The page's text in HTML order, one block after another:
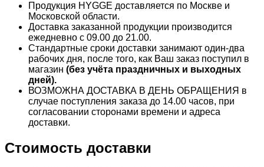
Продукция HYGGE доставляется по Москве и
Московской области.
Доставка заказанной продукции производится
ежедневно с 09.00 до 21.00.
Стандартные сроки доставки занимают один-два
рабочих дня, после того, как Ваш заказ поступил в
магазин (без учёта праздничных и выходных
дней).
ВОЗМОЖНА ДОСТАВКА В ДЕНЬ ОБРАЩЕНИЯ в
случае поступления заказа до 14.00 часов, при
согласовании сторонами времени и адреса
доставки.
Стоимость доставки